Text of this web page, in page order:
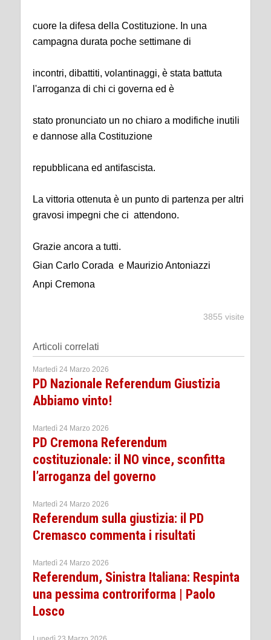
cuore la difesa della Costituzione. In una
campagna durata poche settimane di
incontri, dibattiti, volantinaggi, è stata battuta
l'arroganza di chi ci governa ed è
stato pronunciato un no chiaro a modifiche inutili
e dannose alla Costituzione
repubblicana ed antifascista.
La vittoria ottenuta è un punto di partenza per altri
gravosi impegni che ci attendono.
Grazie ancora a tutti.
Gian Carlo Corada e Maurizio Antoniazzi
Anpi Cremona
3855 visite
Articoli correlati
Martedì 24 Marzo 2026
PD Nazionale Referendum Giustizia
Abbiamo vinto!
Martedì 24 Marzo 2026
PD Cremona Referendum
costituzionale: il NO vince, sconfitta
l’arroganza del governo
Martedì 24 Marzo 2026
Referendum sulla giustizia: il PD
Cremasco commenta i risultati
Martedì 24 Marzo 2026
Referendum, Sinistra Italiana: Respinta
una pessima controriforma | Paolo
Losco